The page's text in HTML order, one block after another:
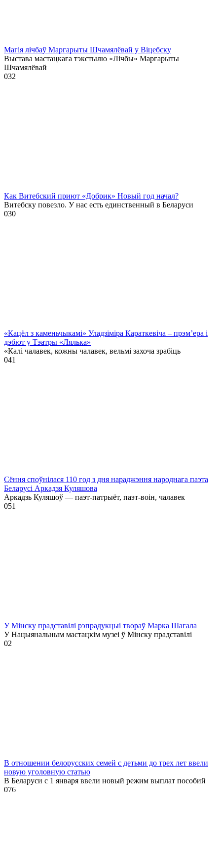
Магія лічбаў Маргарыты Шчамялёвай у Віцебску
Выстава мастацкага тэкстылю «Лічбы» Маргарыты
Шчамялёвай
032
Как Витебский приют «Добрик» Новый год начал?
Витебску повезло. У нас есть единственный в Беларуси
030
«Кацёл з каменьчыкамі» Уладзіміра Караткевіча – прэм’ера і
дэбют у Тэатры «Лялька»
«Калі чалавек, кожны чалавек, вельмі захоча зрабіць
041
Сёння споўнілася 110 год з дня нараджэння народнага паэта
Беларусі Аркадзя Куляшова
Аркадзь Куляшоў — паэт-патрыёт, паэт-воін, чалавек
051
У Мінску прадставілі рэпрадукцыі твораў Марка Шагала
У Нацыянальным мастацкім музеі ў Мінску прадставілі
02
В отношении белорусских семей с детьми до трех лет ввели
новую уголовную статью
В Беларуси с 1 января ввели новый режим выплат пособий
076